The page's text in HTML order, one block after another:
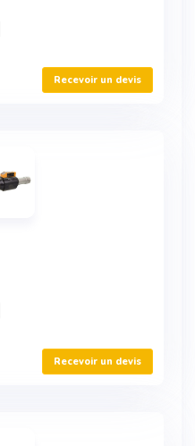
Recevoir un devis
Recevoir un devis